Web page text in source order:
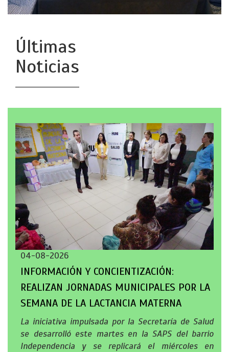
Últimas
Noticias
04-08-2026
INFORMACIÓN Y CONCIENTIZACIÓN:
REALIZAN JORNADAS MUNICIPALES POR LA
SEMANA DE LA LACTANCIA MATERNA
La iniciativa impulsada por la Secretaría de Salud
se desarrolló este martes en la SAPS del barrio
Independencia y se replicará el miércoles en